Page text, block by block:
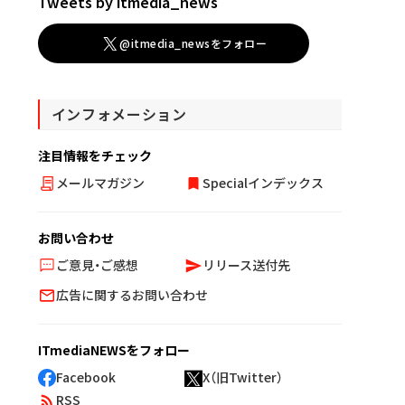
@itmedia_newsをフォロー
インフォメーション
注目情報をチェック
メールマガジン
Specialインデックス
お問い合わせ
ご意見・ご感想
リリース送付先
広告に関するお問い合わせ
ITmediaNEWSをフォロー
Facebook
X（旧Twitter）
RSS